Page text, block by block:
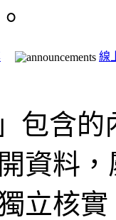
線
包含
資料
立核